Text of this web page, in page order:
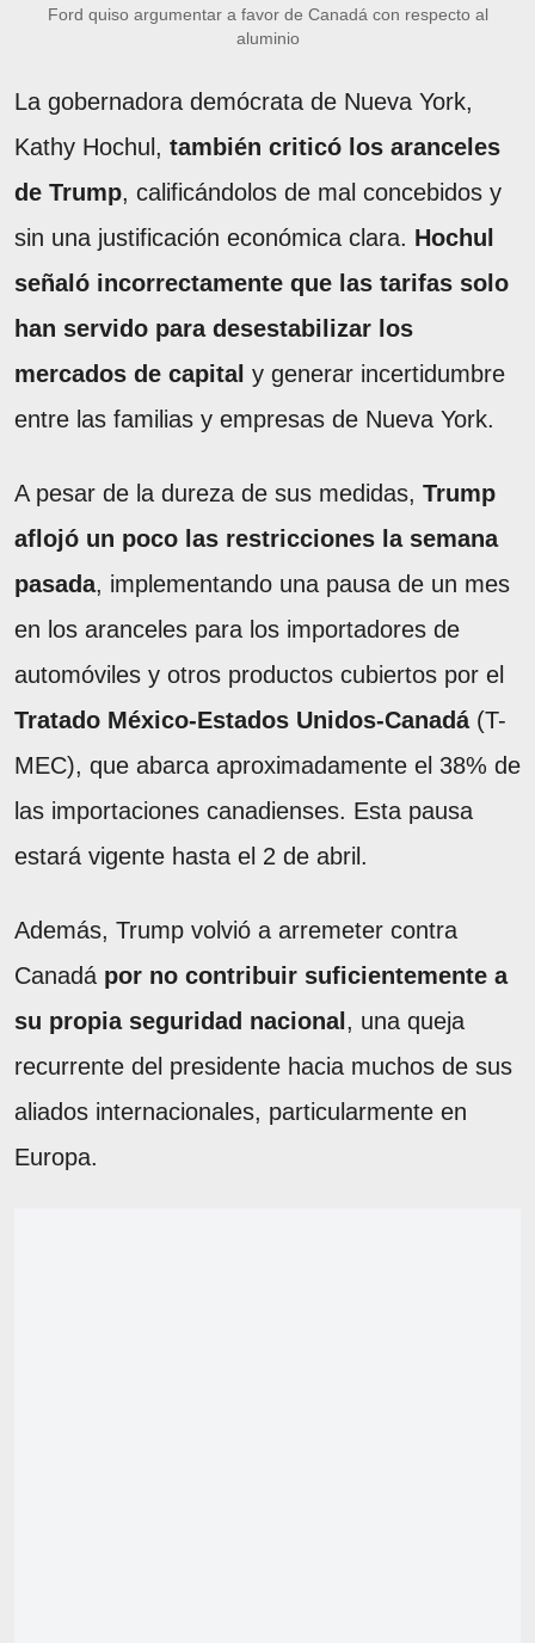
Ford quiso argumentar a favor de Canadá con respecto al
aluminio
La gobernadora demócrata de Nueva York,
Kathy Hochul, también criticó los aranceles
de Trump, calificándolos de mal concebidos y
sin una justificación económica clara. Hochul
señaló incorrectamente que las tarifas solo
han servido para desestabilizar los
mercados de capital y generar incertidumbre
entre las familias y empresas de Nueva York.
A pesar de la dureza de sus medidas, Trump
aflojó un poco las restricciones la semana
pasada, implementando una pausa de un mes
en los aranceles para los importadores de
automóviles y otros productos cubiertos por el
Tratado México-Estados Unidos-Canadá(T-
MEC), que abarca aproximadamente el 38% de
las importaciones canadienses. Esta pausa
estará vigente hasta el 2 de abril.
Además, Trump volvió a arremeter contra
Canadá por no contribuir suficientemente a
su propia seguridad nacional , una queja
recurrente del presidente hacia muchos de sus
aliados internacionales, particularmente en
Europa.